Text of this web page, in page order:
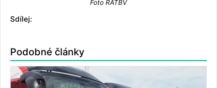
Foto RATBV
Sdílej:
Podobné články